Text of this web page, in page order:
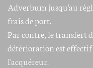
Adverbum jusqu'au
frais de port.
Par contre, le transfert
détérioration est effectif
l'acquéreur.